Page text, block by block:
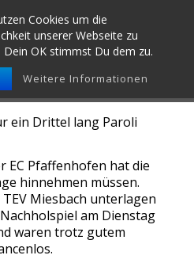
Cookies um die
unserer Webseite zu
Dein OK stimmst Du dem zu.
Weitere Informationen
ein Drittel lang Paroli
EC Pfaffenhofen hat die
hinnehmen müssen.
Miesbach unterlagen
am Dienstag
waren trotz gutem